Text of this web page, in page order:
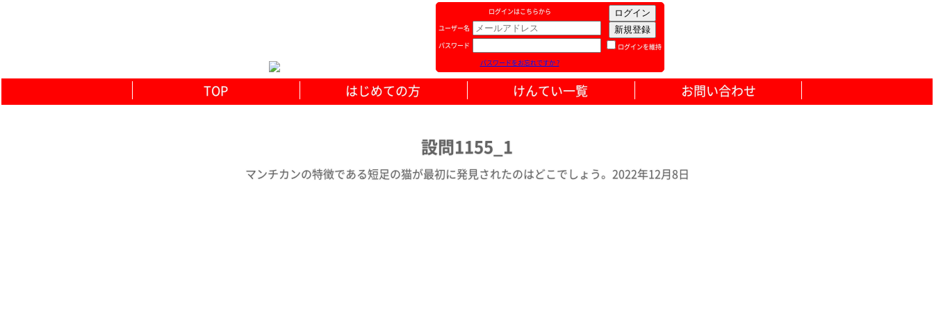
ログインはこちらから
ログインを維持
ユーザー名
パスワード
パスワードをお忘れですか ?
TOP はじめての方 けんてい一覧 お問い合わせ
設問1155_1
マンチカンの特徴である短足の猫が最初に発見されたのはどこでしょう。 2022年12月8日